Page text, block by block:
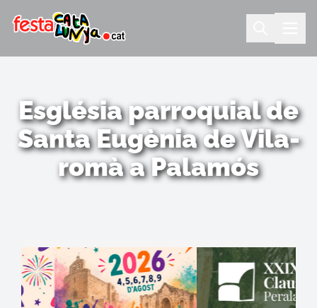
Església parroquial de
Santa Eugènia de Vila-
romà a Palamós